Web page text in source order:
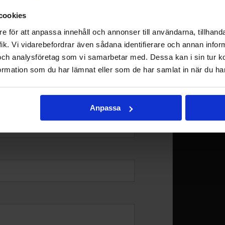
för att anpassa innehåll och annonser till användarna,
Vi vidarebefordrar även sådana identifierare och annan
analysföretag som vi samarbetar med. Dessa kan i sin tur
som du har lämnat eller som de har samlat in när du
Anpassa